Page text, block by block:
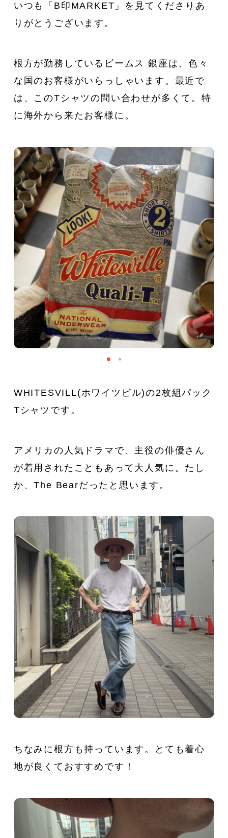
いつも「B印MARKET」を見てくださりあ
りがとうございます。
根方が勤務しているビームス 銀座は、色々
な国のお客様がいらっしゃいます。最近で
は、このTシャツの問い合わせが多くて。特
に海外から来たお客様に。
WHITESVILL(ホワイツビル)の2枚組パック
Tシャツです。
アメリカの人気ドラマで、主役の俳優さん
が着用されたこともあって大人気に。たし
か、The Bearだったと思います。
ちなみに根方も持っています。とても着心
地が良くておすすめです！
私たちは、〈Ziploc® Ribbon〉
をこう使う！
夏を全力で楽しむために。
CATEGORY
ファッション
ステーショナリー コスメ
スポーツ
アウトドア 雑貨・ホビー
音楽・本 その他